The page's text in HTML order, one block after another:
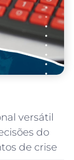
versátil
do
de crise